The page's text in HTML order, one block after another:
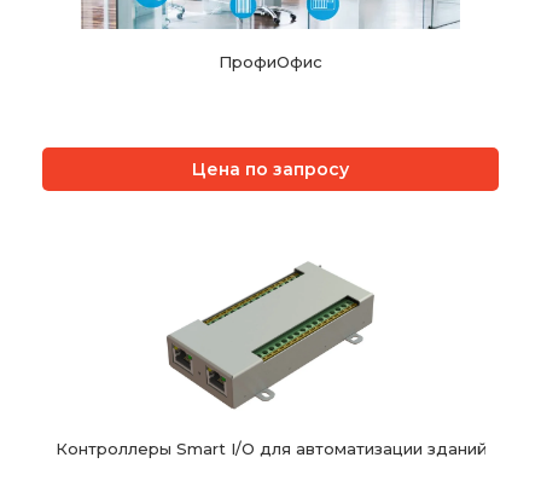
ПрофиОфис
Цена по запросу
Контроллеры Smart I/O для автоматизации зданий